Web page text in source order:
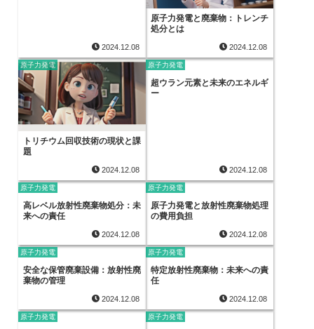
2024.12.08
原子力発電と廃棄物：トレンチ
処分とは
2024.12.08
原子力発電
トリチウム回収技術の現状と課
題
2024.12.08
原子力発電
超ウラン元素と未来のエネルギ
ー
2024.12.08
原子力発電
高レベル放射性廃棄物処分：未
来への責任
2024.12.08
原子力発電
原子力発電と放射性廃棄物処理
の費用負担
2024.12.08
原子力発電
安全な保管廃棄設備：放射性廃
棄物の管理
2024.12.08
原子力発電
特定放射性廃棄物：未来への責
任
2024.12.08
原子力発電 原子力発電